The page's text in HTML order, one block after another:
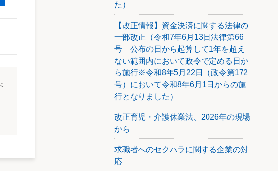
た ）
【改正情報】資金決済に関する法律の
一部改正（令和7年6月13日法律第66
号 公布の日から起算して1年を超え
ない範囲内において政令で定める日か
ら施行※令和8年5月22日（政令第172
号）において令和8年6月1日からの施
行となりました ）
改正育児・介護休業法、2026年の現場
から
求職者へのセクハラに関する企業の対
応